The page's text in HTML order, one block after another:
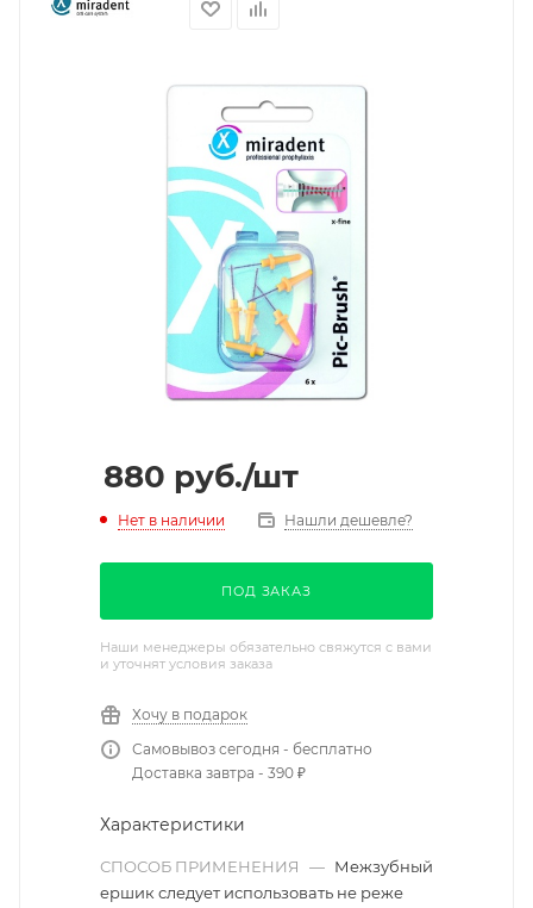
880 руб./шт
Нет в наличии Нашли дешевле?
ПОД ЗАКАЗ
Наши менеджеры обязательно свяжутся с вами
и уточнят условия заказа
Хочу в подарок
Самовывоз сегодня - бесплатно
Доставка завтра - 390 ₽
Характеристики
СПОСОБ ПРИМЕНЕНИЯ — Межзубный
ершик следует использовать не реже